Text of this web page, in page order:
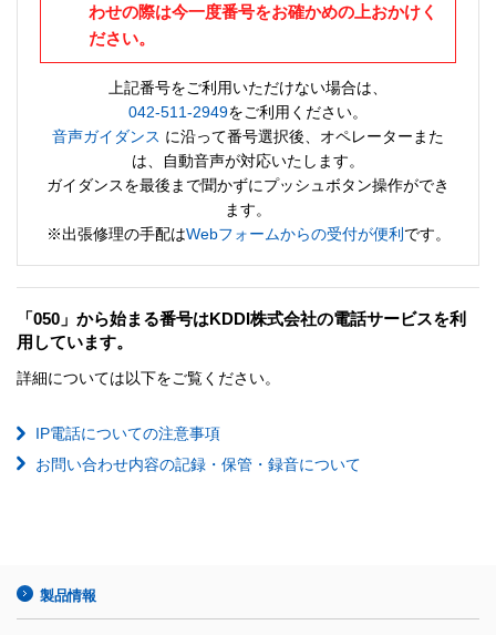
わせの際は今一度番号をお確かめの上おかけく
ださい。
上記番号をご利用いただけない場合は、
042-511-2949をご利用ください。
音声ガイダンス に沿って番号選択後、オペレーターまた
は、自動音声が対応いたします。
ガイダンスを最後まで聞かずにプッシュボタン操作ができ
ます。
※出張修理の手配はWebフォームからの受付が便利 です。
「050」から始まる番号はKDDI株式会社の電話サービスを利
用しています。
詳細については以下をご覧ください。
IP電話についての注意事項
お問い合わせ内容の記録・保管・録音について
製品情報